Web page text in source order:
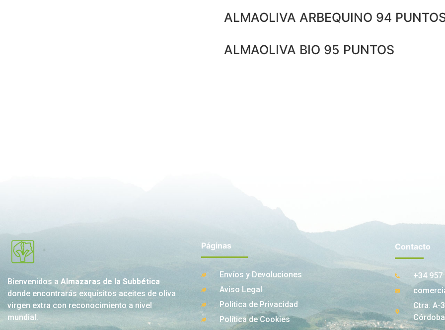
ALMAOLIVA ARBEQUINO 94
ALMAOLIVA BIO 95 PUNTOS
Bienvenidos a Almazaras de la Subbética
donde encontrarás exquisitos aceites de oliva
virgen extra con reconocimiento a nivel
mundial.
Páginas
Envíos y Devoluciones
Aviso Legal
Politica de Privacidad
Política de Cookies
Contacto
+34 957
Ctra. A-